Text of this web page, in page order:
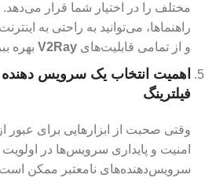
مختلف را در اختیار شما قرار می‌دهد.
راهنماها، می‌توانید به راحتی به
و از تمامی قابلیت‌های V2Ray بهره
اهمیت انتخاب یک سرویس دهنده
فیلترینگ
وقتی صحبت از ابزارهایی برای عبور
امنیت و پایداری سرویس‌ها در اولویت
سرویس‌دهنده‌های نامعتبر ممکن